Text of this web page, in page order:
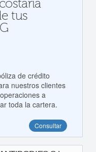
tus
de crédito
nuestros clientes
a
toda la cartera.
Consultar